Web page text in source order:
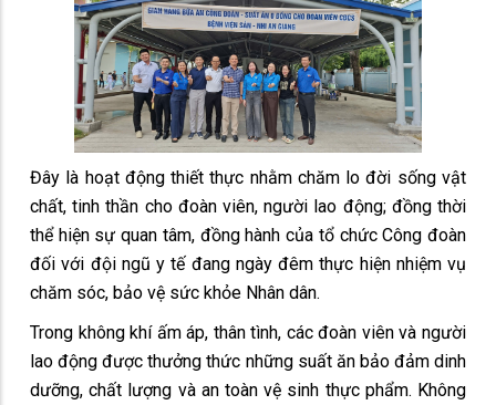
Đây là hoạt động thiết thực nhằm chăm lo đời sống vật
chất, tinh thần cho đoàn viên, người lao động; đồng thời
thể hiện sự quan tâm, đồng hành của tổ chức Công đoàn
đối với đội ngũ y tế đang ngày đêm thực hiện nhiệm vụ
chăm sóc, bảo vệ sức khỏe Nhân dân.
Trong không khí ấm áp, thân tình, các đoàn viên và người
lao động được thưởng thức những suất ăn bảo đảm dinh
dưỡng, chất lượng và an toàn vệ sinh thực phẩm. Không